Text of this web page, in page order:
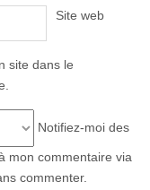
Site web
site dans le
Notifiez-moi des
mon commentaire via
commenter.